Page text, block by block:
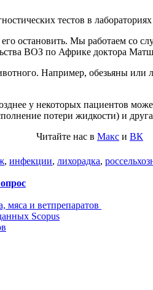
тестов в
остановить. Мы работаем со
ВОЗ по Африке доктора
Например, обезьяны
у некоторых пациентов
потери жидкости) и
Читайте нас в Макс и ВК
, инфекции, лихорадка,
мяса и ветпрепаратов
Scopus